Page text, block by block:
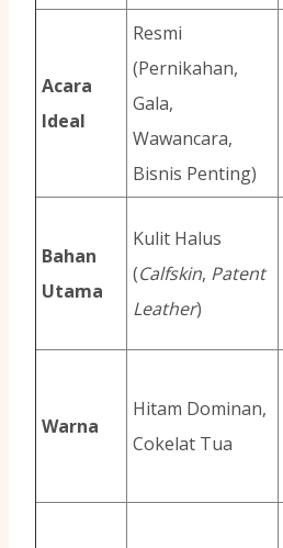
Acara
Ideal
Resmi
(Pernikahan,
Gala,
Wawancara,
Bisnis Penting)
Bahan
Utama
Kulit Halus
(Calfskin, Patent
Leather)
Warna
Hitam Dominan,
Cokelat Tua